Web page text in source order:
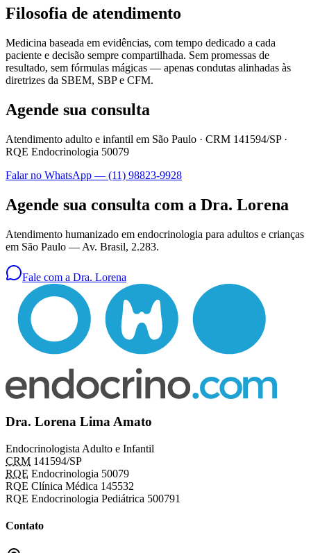
Filosofia de atendimento
Medicina baseada em evidências, com tempo dedicado a cada
paciente e decisão sempre compartilhada. Sem promessas de
resultado, sem fórmulas mágicas — apenas condutas alinhadas às
diretrizes da SBEM, SBP e CFM.
Agende sua consulta
Atendimento adulto e infantil em São Paulo · CRM 141594/SP·
RQE Endocrinologia 50079
Falar no WhatsApp — (11) 98823-9928
Agende sua consulta com a Dra. Lorena
Atendimento humanizado em endocrinologia para adultos e crianças
em São Paulo — Av. Brasil, 2.283.
Fale com a Dra. Lorena
Dra. Lorena Lima Amato
Endocrinologista Adulto e Infantil
CRM 141594/SP
RQE Endocrinologia 50079
RQE Clínica Médica 145532
RQE Endocrinologia Pediátrica 500791
Contato